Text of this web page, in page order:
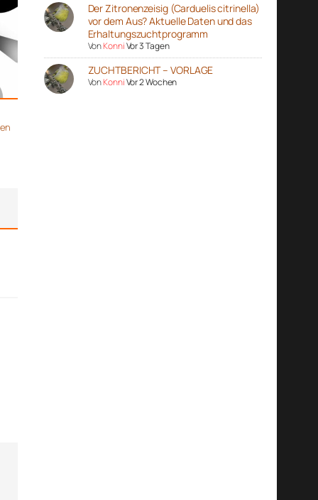
Der Zitronenzeisig (Carduelis citrinella)
vor dem Aus? Aktuelle Daten und das
Erhaltungszuchtprogramm
VonKonniVor 3 Tagen
ZUCHTBERICHT – VORLAGE
VonKonniVor 2 Wochen